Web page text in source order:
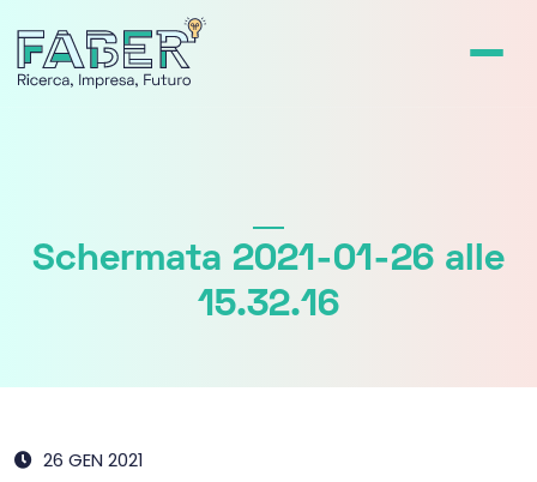
Schermata 2021-01-26 alle
15.32.16
26 GEN 2021